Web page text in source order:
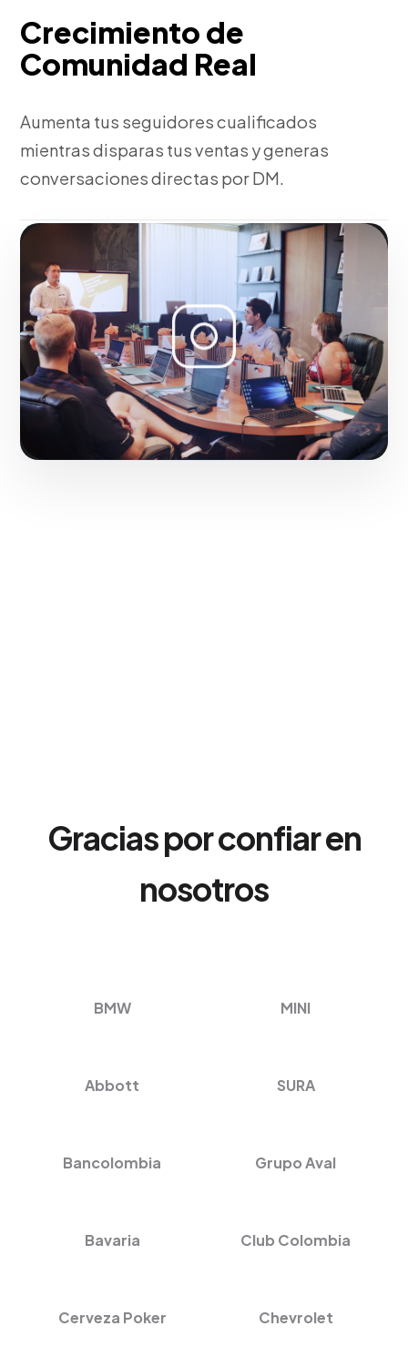
Crecimiento de
Comunidad Real
Aumenta tus seguidores cualificados
mientras disparas tus ventas y generas
conversaciones directas por DM.
Fase 3:
Integración con Instagram Shopping y
etiquetado.
Hacerlo realidad
Gracias por confiar en
nosotros
BMW MINI
Abbott SURA
Bancolombia Grupo Aval
Bavaria Club Colombia
Cerveza Poker Chevrolet